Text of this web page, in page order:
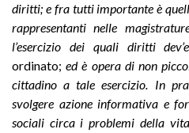
diritti; e fra tutti importante è
rappresentanti nelle
l’esercizio dei quali diritti
ordinato;ed è opera di non
cittadino a tale esercizio. In
svolgere azione informativa e
sociali circa i problemi della